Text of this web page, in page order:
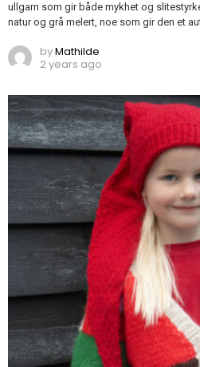
ullgarn som gir både mykhet og
natur og grå melert, noe som gir den et
byMathilde
2 years ago